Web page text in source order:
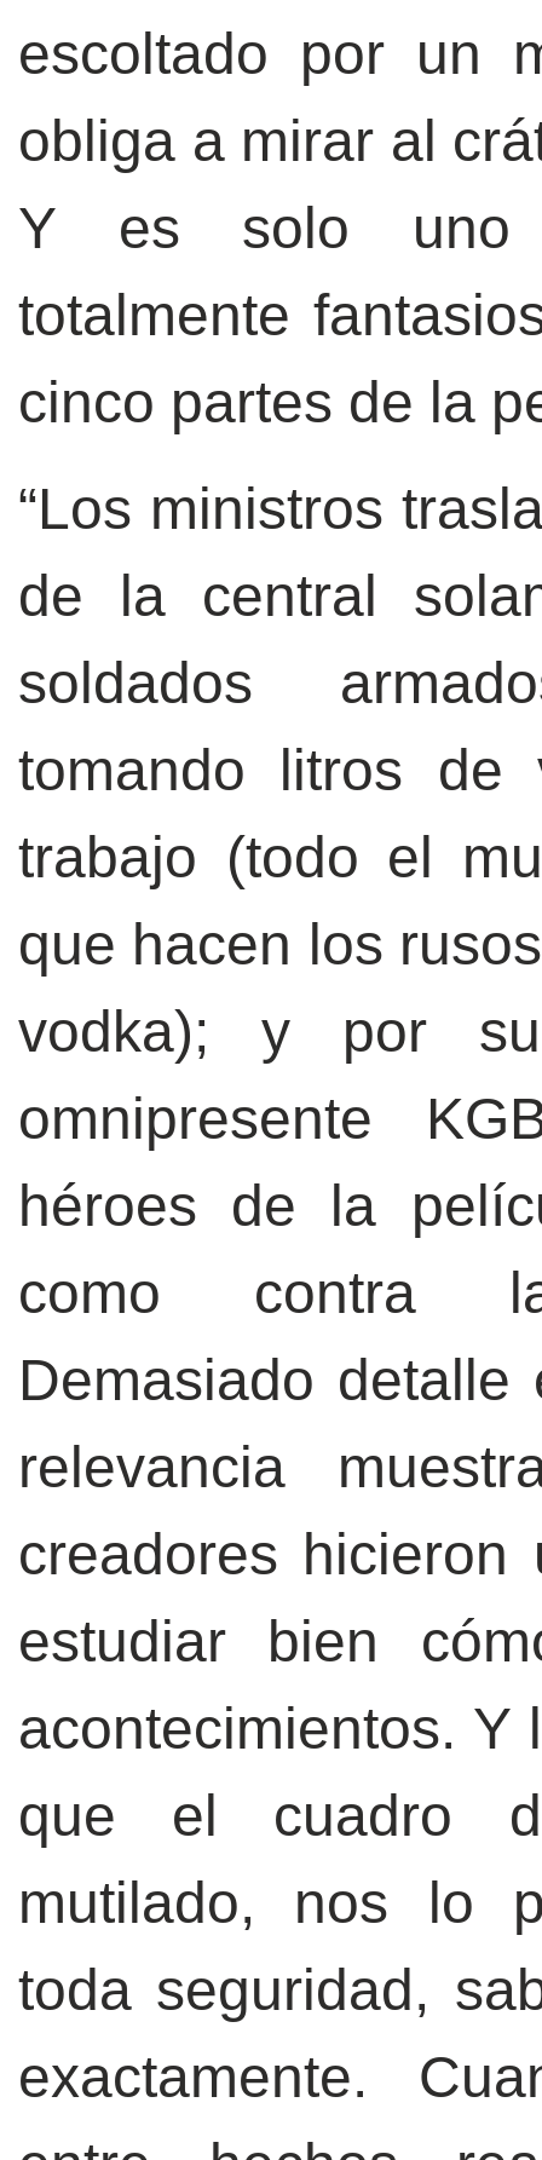
escoltado por un
obliga a mirar al
Y es solo uno
totalmente
cinco partes de la
“Los ministros
de la central
soldados
tomando litros
trabajo (todo el
que hacen los
vodka); y por
omnipresente
héroes de la
como contra
Demasiado
relevancia
creadores
estudiar bien
acontecimientos. Y
que el cuadro
mutilado, nos lo
toda seguridad,
exactamente.